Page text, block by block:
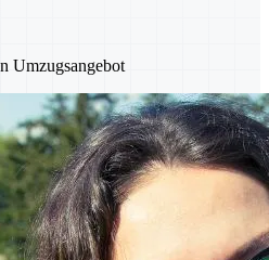
Umzugsangebot